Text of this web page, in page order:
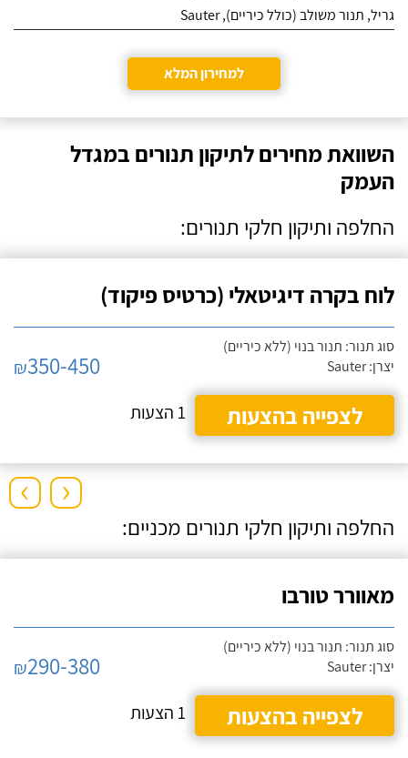
גריל, תנור משולב (כולל כיריים), Sauter
למחירון המלא
השוואת מחירים לתיקון תנורים במגדל
העמק
החלפה ותיקון חלקי תנורים:
לוח בקרה דיגיטאלי (כרטיס פיקוד)
סוג תנור: תנור בנוי (ללא כיריים)
יצרן: Sauter
₪350-450
לצפייה בהצעות
1 הצעות
› ‹
החלפה ותיקון חלקי תנורים מכניים:
מאוורר טורבו
סוג תנור: תנור בנוי (ללא כיריים)
יצרן: Sauter
₪290-380
לצפייה בהצעות
1 הצעות